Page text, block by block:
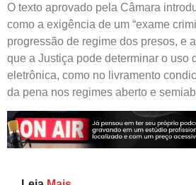
O texto aprovado pela Câmara
como a exigência de um “exame
progressão de regime dos presos, e
que a Justiça pode determinar o uso
eletrônica, como no livramento
da pena nos regimes aberto e